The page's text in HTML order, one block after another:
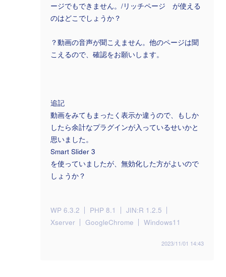
ージでもできません。/リッチページ が使える
のはどこでしょうか？
？動画の音声が聞こえません。他のページは聞
こえるので、確認をお願いします。
追記
動画をみてもまったく表示か違うので、もしか
したら余計なプラグインが入っているせいかと
思いました。
Smart Slider 3
を使っていましたが、無効化した方がよいので
しょうか？
WP 6.3.2 PHP 8.1
JIN:R 1.2.5
Xserver
GoogleChrome Windows11
2023/11/01 14:43